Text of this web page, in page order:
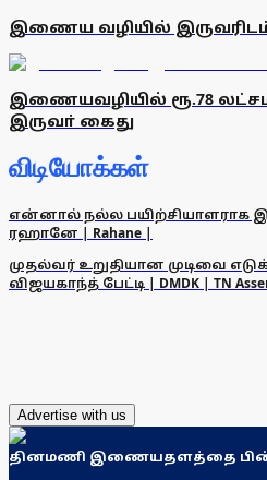
இணைய வழியில் இருவரிடம்
இணையவழியில் ரூ.78
இருவா் கைது
விடியோக்கள்
என்னால் நல்ல பயிற்சியாளராக
ரஹானே | Rahane |
முதல்வர் உறுதியான முடிவை
விஜயகாந்த் பேட்டி | DMDK | TN
Advertise with us
தினமணி இணையதளத்தை